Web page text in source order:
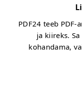
PDF24 teeb
ja kiireks.
kohandama,